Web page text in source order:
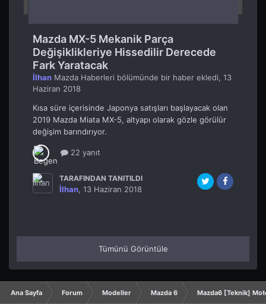
Mazda MX-5 Mekanik Parça
Değişiklikleriye Hissedilir Derecede
Fark Yaratacak
İlhan Mazda Haberleri bölümünde bir haber ekledi, 13
Haziran 2018
Kısa süre içerisinde Japonya satışları başlayacak olan
2019 Mazda Miata MX-5, altyapı olarak gözle görülür
değişim barındırıyor.
22 yanıt
TARAFINDAN TANITILDI
İlhan, 13 Haziran 2018
Tümünü Görüntüle
Ana Sayfa Forum Modeller Mazda 6 Mazda6 [Teknik]